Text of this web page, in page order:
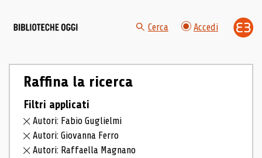
Cerca Accedi
Raffina la ricerca
Filtri applicati
Autori: Fabio Guglielmi
Autori: Giovanna Ferro
Autori: Raffaella Magnano